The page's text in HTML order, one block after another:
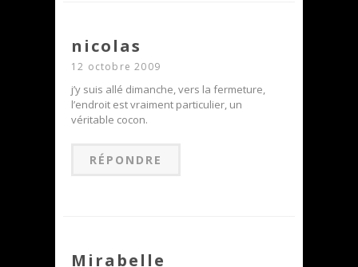
nicolas
12 octobre 2009
j’y suis allé dimanche, vers la fermeture,
l’endroit est vraiment particulier, un
véritable cocon.
RÉPONDRE
Mirabelle